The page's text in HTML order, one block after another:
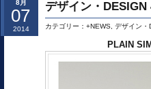
8月
07
2014
デザイン・DESIGN
カテゴリー： +NEWS デザイン・
PLAIN